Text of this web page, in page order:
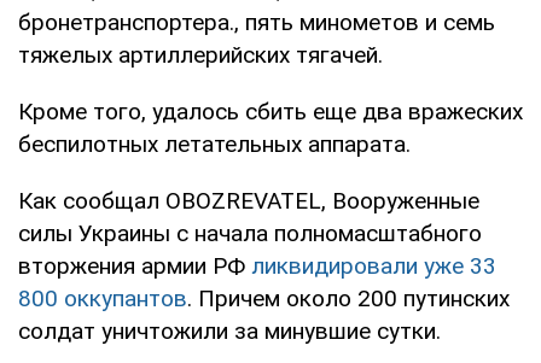
бронетранспортера., пять минометов и семь
тяжелых артиллерийских тягачей.
Кроме того, удалось сбить еще два вражеских
беспилотных летательных аппарата.
Как сообщал OBOZREVATEL, Вооруженные
силы Украины с начала полномасштабного
вторжения армии РФ ликвидировали уже 33
800 оккупантов. Причем около 200 путинских
солдат уничтожили за минувшие сутки.